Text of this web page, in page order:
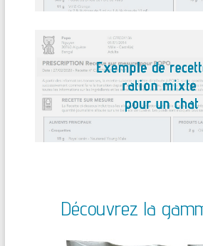
Découvrez la